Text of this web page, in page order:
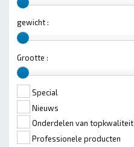
gewicht :
Grootte :
Special
Nieuws
Onderdelen van topkwaliteit
Professionele producten